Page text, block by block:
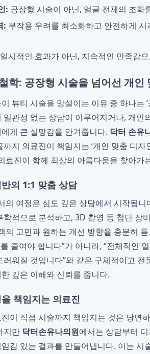
: 공장형 시술이 아닌, 얼굴 전체의 조
: 부작용 우려를 최소화하고 안전하게
일시적인 효과가 아닌, 지속적인 만족감
학: 공장형 시술을 넘어선 개인
뷰티 시술을 망설이는 이유 중 하나는
일관성 없는 상담이 이루어지거나, 개
게 큰 실망감을 안겨줍니다. 닥터 손유
지 의료진이 책임지는 ‘개인 맞춤 디
료진이 함께 최상의 아름다움을 찾아가
의 1:1 맞춤 상담
의 여정은 심도 깊은 상담에서 시작됩
학적으로 분석하고, 3D 촬영 등 첨단 장
의 고민과 원하는 개선 방향을 충분히
줄여야 합니다”가 아니라, “전체적인
러워질 것입니다”와 같은 구체적이고
깊은 이해와 신뢰를 줍니다.
책임지는 의료진
이 직접 시술까지 책임지는 것은 당연
지만 닥터손유나의원에서는 상담부터
감 있는 결과를 만들어냅니다. 이는